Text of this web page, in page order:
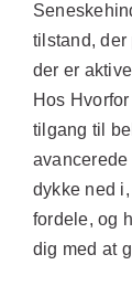
tilstand, der
der er
Hos
tilgang til
dykke ned
fordele, og
dig med at